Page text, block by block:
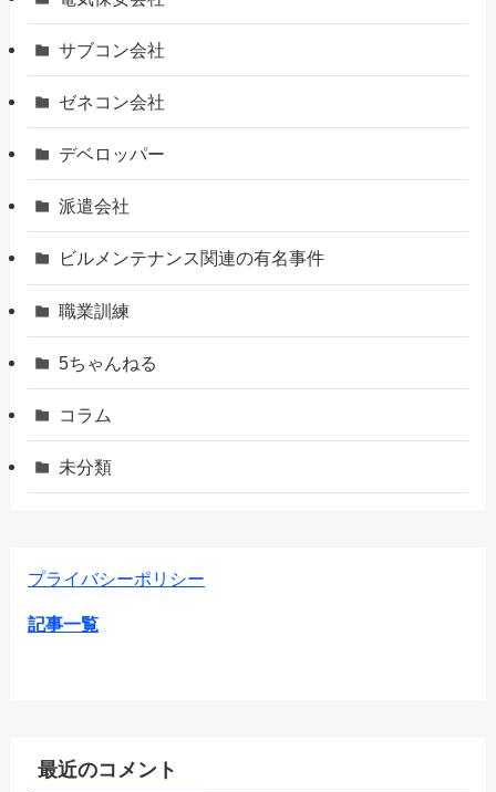
サブコン会社
ゼネコン会社
デベロッパー
派遣会社
ビルメンテナンス関連の有名事件
職業訓練
5ちゃんねる
コラム
未分類
プライバシーポリシー
記事一覧
最近のコメント